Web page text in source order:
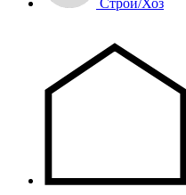
Строй/Хоз